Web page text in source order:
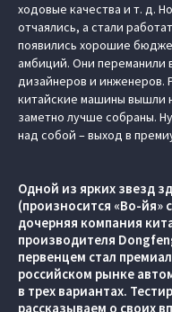
ходовые качества и т. д.
отчаялись, а стали
появились хорошие
амбиций. Они переманили
дизайнеров и инженеров.
китайские машины вышли
заметно лучше собраны.
над собой – выход в
Одной из ярких звезд
(произносится «Во-йя»
дочерняя компания
производителя
первенцем стал
российском рынке
в трех вариантах.
рассказываем о своих